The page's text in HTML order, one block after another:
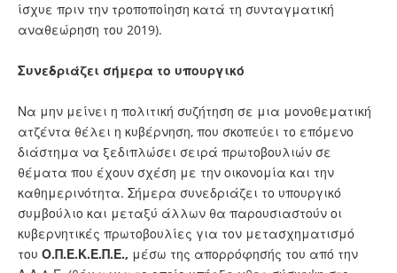
ίσχυε πριν την τροποποίηση κατά τη συνταγματική
αναθεώρηση του 2019).
Συνεδριάζει σήμερα το υπουργικό
Να μην μείνει η πολιτική συζήτηση σε μια μονοθεματική
ατζέντα θέλει η κυβέρνηση, που σκοπεύει το επόμενο
διάστημα να ξεδιπλώσει σειρά πρωτοβουλιών σε
θέματα που έχουν σχέση με την οικονομία και την
καθημερινότητα. Σήμερα συνεδριάζει το υπουργικό
συμβούλιο και μεταξύ άλλων θα παρουσιαστούν οι
κυβερνητικές πρωτοβουλίες για τον μετασχηματισμό
του Ο.Π.Ε.Κ.Ε.Π.Ε., μέσω της απορρόφησής του από την